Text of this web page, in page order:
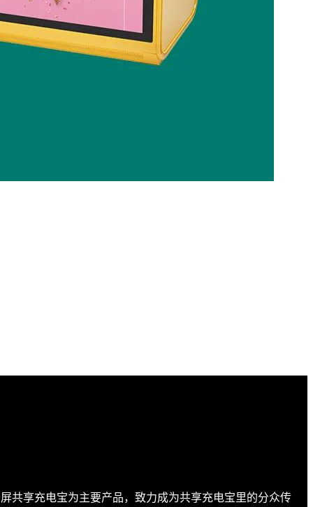
共享充电宝为主要产品，致力成为共享充电宝里的分众传